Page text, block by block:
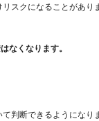
スクになることがあり
なくなります。
判断できるようになり